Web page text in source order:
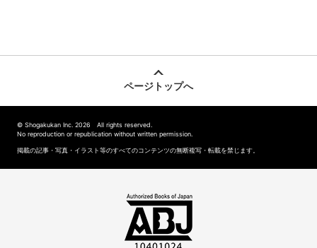
ページトップへ
© Shogakukan Inc. 2026 All rights reserved.
No reproduction or republication without written permission.
掲載の記事・写真・イラスト等のすべてのコンテンツの無断複写・転載を禁じます。